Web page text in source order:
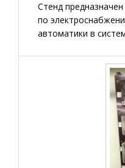
Стенд
по
автоматики в